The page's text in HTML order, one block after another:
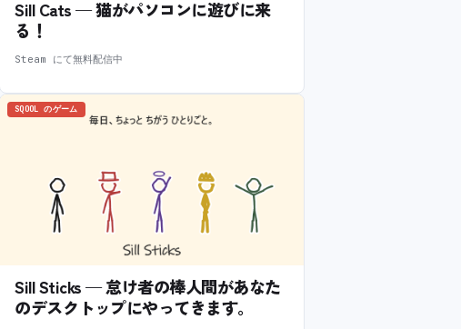
Sill Cats — 猫がパソコンに遊びに来
る！
Steam にて無料配信中
SQOOL のゲーム
Sill Sticks — 怠け者の棒人間があなた
のデスクトップにやってきます。